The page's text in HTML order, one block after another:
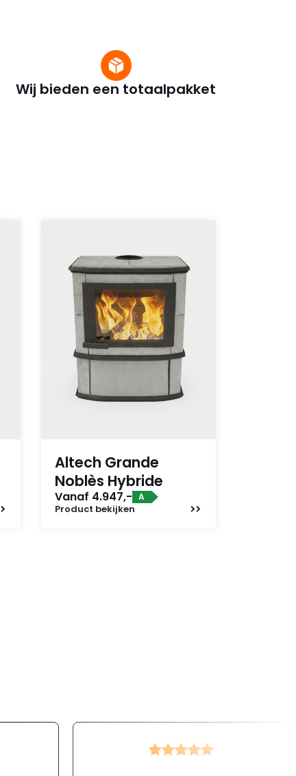
Wij bieden een totaalpakket
Altech Grande
Noblès Hybride
Vanaf 4.947,- A
Product bekijken